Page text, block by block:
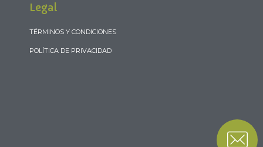
Legal
TÉRMINOS Y CONDICIONES
POLÍTICA DE PRIVACIDAD